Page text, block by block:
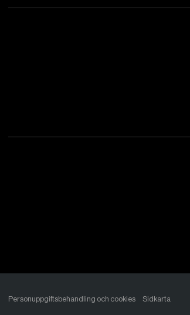
Personuppgiftsbehandling och cookies Sidkarta